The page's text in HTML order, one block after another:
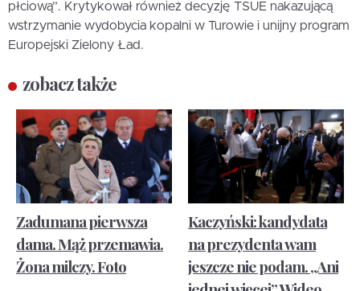
płciową”. Krytykował również decyzję TSUE nakazującą
wstrzymanie wydobycia kopalni w Turowie i unijny program
Europejski Zielony Ład.
zobacz także
Zadumana pierwsza
dama. Mąż przemawia.
Żona milczy. Foto
Kaczyński: kandydata
na prezydenta wam
jeszcze nie podam. „Ani